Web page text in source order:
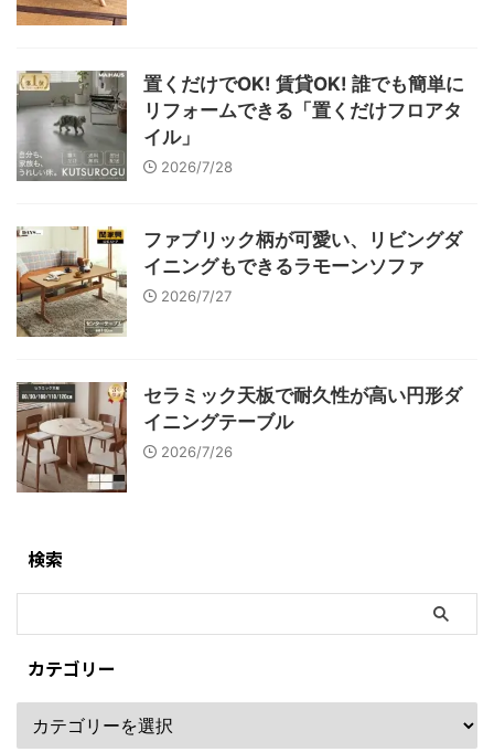
置くだけでOK! 賃貸OK! 誰でも簡単に
リフォームできる「置くだけフロアタ
イル」
2026/7/28
ファブリック柄が可愛い、リビングダ
イニングもできるラモーンソファ
2026/7/27
セラミック天板で耐久性が高い円形ダ
イニングテーブル
2026/7/26
検索
カテゴリー